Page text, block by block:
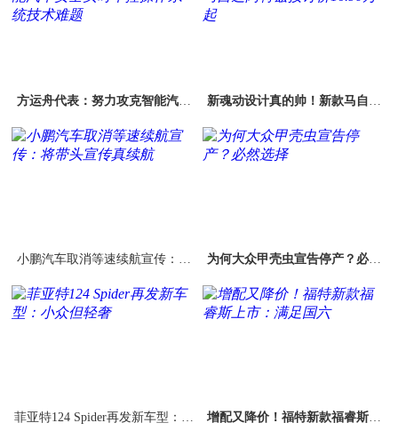
方运舟代表：努力攻克智能汽车
新魂动设计真的帅！新款马自达
小鹏汽车取消等速续航宣传：将
为何大众甲壳虫宣告停产？必然
菲亚特124 Spider再发新车型：小
增配又降价！福特新款福睿斯上